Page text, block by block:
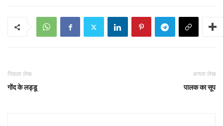
पिछला लेख
गोंद के लड्डू
अगला लेख
पालक का सूप